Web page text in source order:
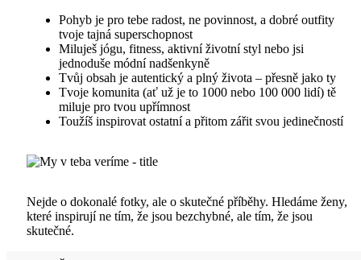
Pohyb je pro tebe radost, ne povinnost, a dobré outfity
tvoje tajná superschopnost
Miluješ jógu, fitness, aktivní životní styl nebo jsi
jednoduše módní nadšenkyně
Tvůj obsah je autentický a plný života – přesně jako ty
Tvoje komunita (ať už je to 1000 nebo 100 000 lidí) tě
miluje pro tvou upřímnost
Toužíš inspirovat ostatní a přitom zářit svou jedinečností
Nejde o dokonalé fotky, ale o skutečné příběhy. Hledáme ženy,
které inspirují ne tím, že jsou bezchybné, ale tím, že jsou
skutečné.